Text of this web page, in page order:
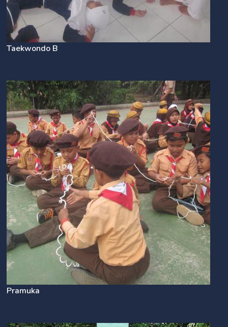
Taekwondo B
Pramuka